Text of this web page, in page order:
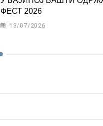
ФЕСТ 2026
13/07/2026